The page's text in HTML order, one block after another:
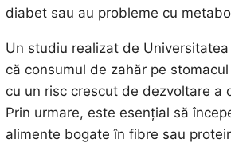
diabet sau au probleme cu
Un studiu realizat de
că consumul de zahăr pe
cu un risc crescut de dezvoltare a
Prin urmare, este esențial să
alimente bogate în fibre sau